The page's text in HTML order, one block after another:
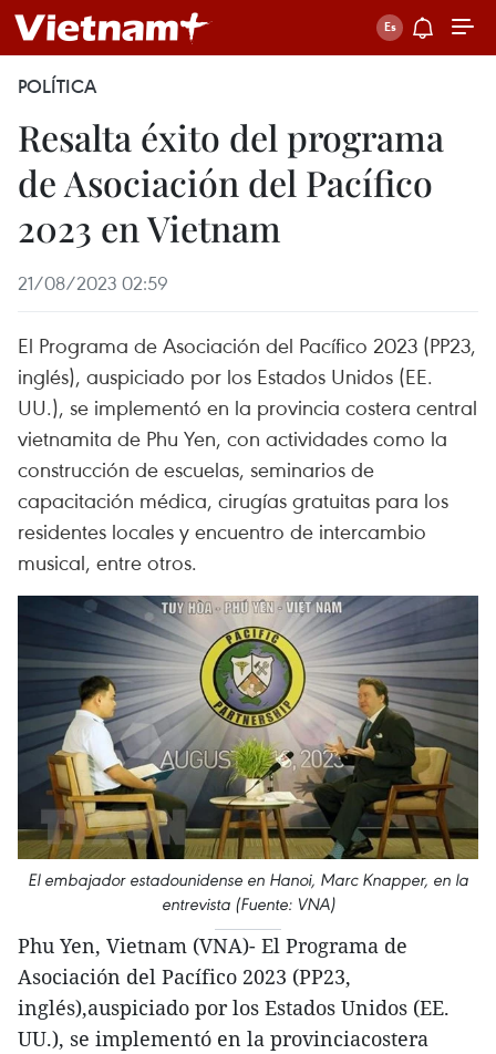
POLÍTICA
Resalta éxito del programa
de Asociación del Pacífico
2023 en Vietnam
21/08/2023 02:59
El Programa de Asociación del Pacífico 2023 (PP23,
inglés), auspiciado por los Estados Unidos (EE.
UU.), se implementó en la provincia costera central
vietnamita de Phu Yen, con actividades como la
construcción de escuelas, seminarios de
capacitación médica, cirugías gratuitas para los
residentes locales y encuentro de intercambio
musical, entre otros.
El embajador estadounidense en Hanoi, Marc Knapper, en la
entrevista (Fuente: VNA)
Phu Yen, Vietnam (VNA)- El Programa de
Asociación del Pacífico 2023 (PP23,
inglés),auspiciado por los Estados Unidos (EE.
UU.), se implementó en la provinciacostera